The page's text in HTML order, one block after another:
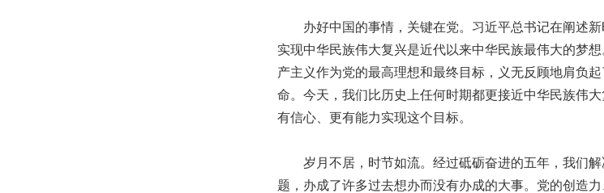
办好中国的事情，关键在党。习近平总书记在阐述新
实现中华民族伟大复兴是近代以来中华民族最伟大的梦
产主义作为党的最高理想和最终目标，义无反顾地肩负
命。今天，我们比历史上任何时期都更接近中华民族伟
有信心、更有能力实现这个目标。
岁月不居，时节如流。经过砥砺奋进的五年，我们解
题，办成了许多过去想办而没有办成的大事。党的创造